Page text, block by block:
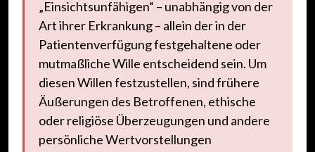
„Einsichtsunfähigen“ – unabhängig von der
Art ihrer Erkrankung – allein der in der
Patientenverfügung festgehaltene oder
mutmaßliche Wille entscheidend sein. Um
diesen Willen festzustellen, sind frühere
Äußerungen des Betroffenen, ethische
oder religiöse Überzeugungen und andere
persönliche Wertvorstellungen